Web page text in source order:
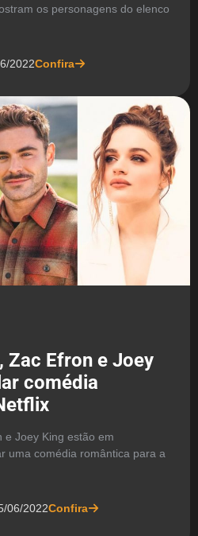
os personagens do elenco
2022Confira
Zac Efron e Joey
comédia
e Joey King estão em
uma comédia romântica para a
06/2022Confira